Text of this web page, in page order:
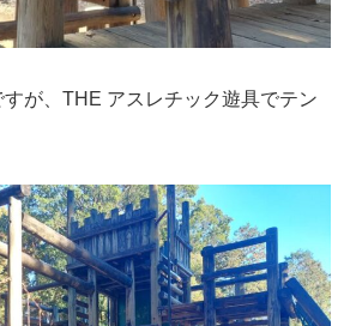
が、THE アスレチック遊具でテン